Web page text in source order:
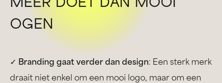
OGEN
✓ Branding gaat verder dan design: Een sterk merk
draait niet enkel om een mooi logo, maar om een